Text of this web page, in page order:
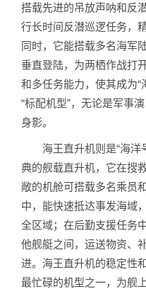
搭载先进的吊放声呐和反
行长时间反潜巡逻任务，
同时，它能搭载多名海军
垂直登陆，为两栖作战打
和多任务能力，使其成为“
“标配机型”，无论是军事
身影。
海王直升机则是“海洋号
典的舰载直升机，它在搜
敞的机舱可搭载多名乘员
中，能快速抵达事发海域
全区域；在后勤支援任务
他舰艇之间，运送物资、
进。海王直升机的稳定性
最忙碌的机型之一，为舰